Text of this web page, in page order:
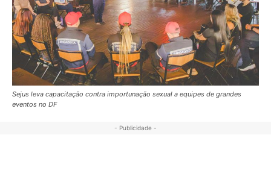
Sejus leva capacitação contra importunação sexual a equipes de grandes
eventos no DF
- Publicidade -